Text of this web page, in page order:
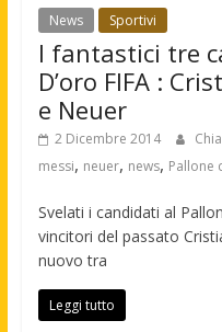
News Sportivi
I fantastici tre
D’oro FIFA :
e Neuer
2 Dicembre 2014
messi, neuer, news, Pallone
Svelati i candidati al
vincitori del passato
nuovo tra
Leggi tutto